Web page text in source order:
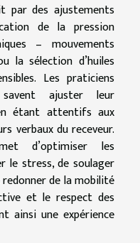
par des ajustements
de la pression
– mouvements
la sélection d’huiles
Les praticiens
ajuster leur
étant attentifs aux
verbaux du receveur.
d’optimiser les
le stress, de soulager
de la mobilité
et le respect des
ainsi une expérience